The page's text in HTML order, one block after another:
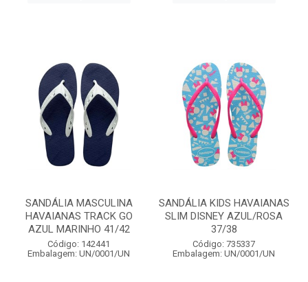
SANDÁLIA MASCULINA
HAVAIANAS TRACK GO
AZUL MARINHO 41/42
Código: 142441
Embalagem: UN/0001/UN
SANDÁLIA KIDS HAVAIANAS
SLIM DISNEY AZUL/ROSA
37/38
Código: 735337
Embalagem: UN/0001/UN